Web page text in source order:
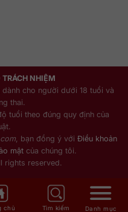
TRÁCH NHIỆM
dành cho người dưới 18 tuổi và
thai.
tuổi theo đúng quy định của
, bạn đồng ý với Điều khoản
mậtcủa chúng tôi.
rights reserved.
chủ Tìm kiếm Danh mục